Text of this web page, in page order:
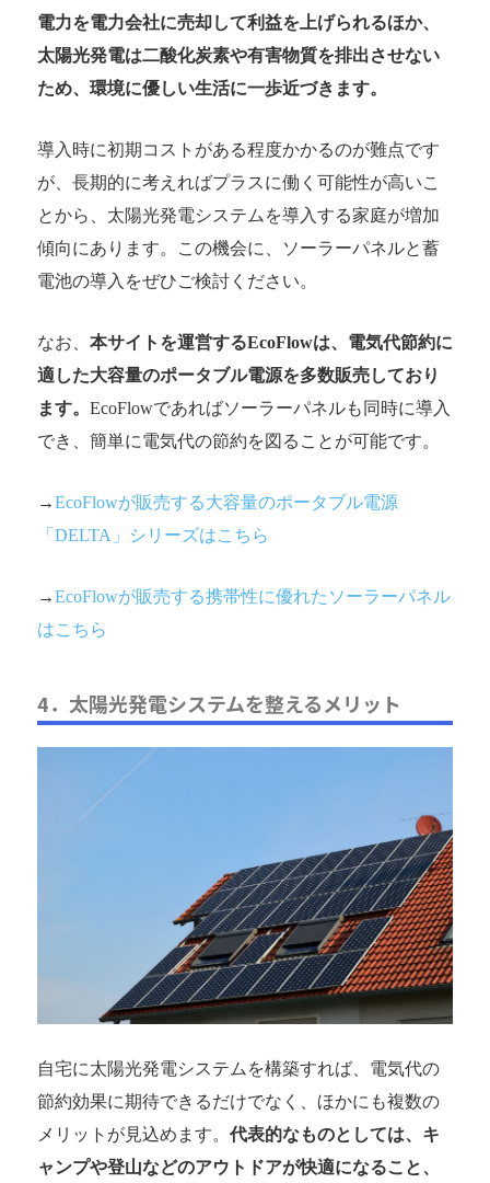
電力を電力会社に売却して利益を上げられるほか、
太陽光発電は二酸化炭素や有害物質を排出させない
ため、環境に優しい生活に一歩近づきます。
導入時に初期コストがある程度かかるのが難点です
が、長期的に考えればプラスに働く可能性が高いこ
とから、太陽光発電システムを導入する家庭が増加
傾向にあります。この機会に、ソーラーパネルと蓄
電池の導入をぜひご検討ください。
なお、 本サイトを運営するEcoFlowは、電気代節約に
適した大容量のポータブル電源を多数販売しており
ます。 EcoFlowであればソーラーパネルも同時に導入
でき、簡単に電気代の節約を図ることが可能です。
→EcoFlowが販売する大容量のポータブル電源
「DELTA」シリーズはこちら
→EcoFlowが販売する携帯性に優れたソーラーパネル
はこちら
4．太陽光発電システムを整えるメリット
自宅に太陽光発電システムを構築すれば、電気代の
節約効果に期待できるだけでなく、ほかにも複数の
メリットが見込めます。 代表的なものとしては、キ
ャンプや登山などのアウトドアが快適になること、